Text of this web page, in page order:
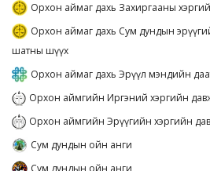
Орхон аймаг дахь Захиргааны
Орхон аймаг дахь Сум дундын
шатны шүүх
Орхон аймаг дахь Эрүүл мэндийн
Орхон аймгийн Иргэний хэргийн
Орхон аймгийн Эрүүгийн хэргийн
Сум дундын ойн анги